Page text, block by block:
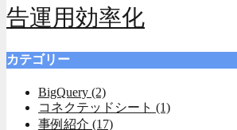
告運用効率化
カテゴリー
BigQuery (2)
コネクテッドシート (1)
事例紹介 (17)